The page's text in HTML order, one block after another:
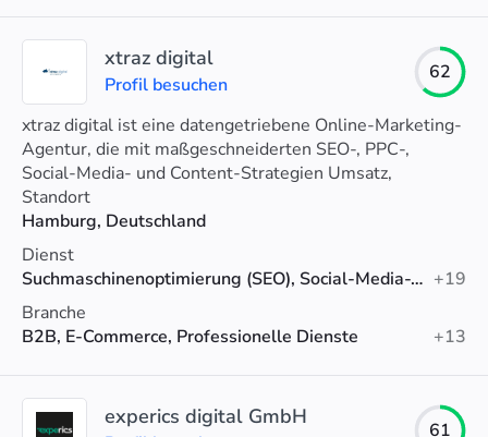
xtraz digital
Profil besuchen
62
xtraz digital ist eine datengetriebene Online-Marketing-
Agentur, die mit maßgeschneiderten SEO-, PPC-,
Social-Media- und Content-Strategien Umsatz,
Engagement und ROI ihrer Kunden steigert.
Standort
Hamburg, Deutschland
Dienst
Suchmaschinenoptimierung (SEO), Social-Media-Werbung, Google-Anzeigen +19
Branche
B2B, E-Commerce, Professionelle Dienste
+13
experics digital GmbH
61